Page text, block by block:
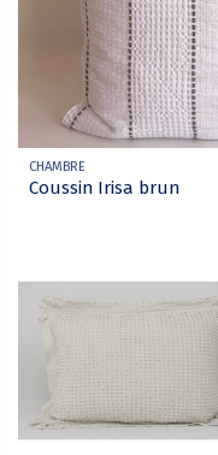
CHAMBRE
Coussin Irisa brun